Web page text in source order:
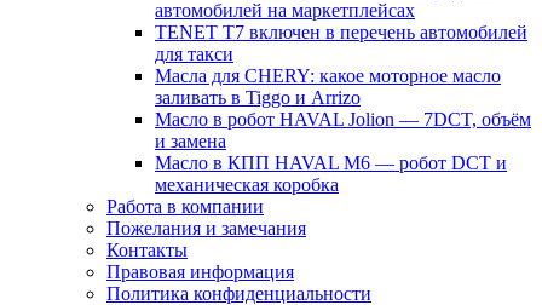
автомобилей на маркетплейсах
TENET T7 включен в перечень автомобилей
для такси
Масла для CHERY: какое моторное масло
заливать в Tiggo и Arrizo
Масло в робот HAVAL Jolion — 7DCT, объём
и замена
Масло в КПП HAVAL M6 — робот DCT и
механическая коробка
Работа в компании
Пожелания и замечания
Контакты
Правовая информация
Политика конфиденциальности